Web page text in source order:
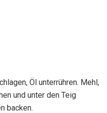
Öl unterrühren. Mehl,
und unter den Teig
backen.